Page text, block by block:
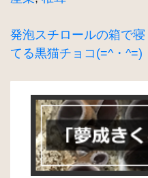
投
ナ
発泡スチロールの箱で寝
てる黒猫チョコ(=^・^=)